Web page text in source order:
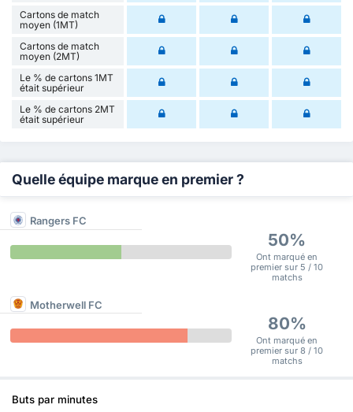
Cartons de match
moyen (1MT)
Cartons de match
moyen (2MT)
Le % de cartons 1MT
était supérieur
Le % de cartons 2MT
était supérieur
Quelle équipe marque en premier ?
Rangers FC
50%
Ont marqué en
premier sur 5 / 10
matchs
Motherwell FC
80%
Ont marqué en
premier sur 8 / 10
matchs
Buts par minutes